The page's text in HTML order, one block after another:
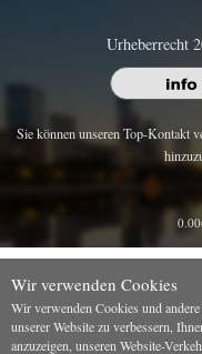
Urheberrecht
Sie können unseren Top-Kontakt
Wir verwenden Cookies
Wir verwenden Cookies und
unserer Website zu verbessern,
anzuzeigen, unseren Website-